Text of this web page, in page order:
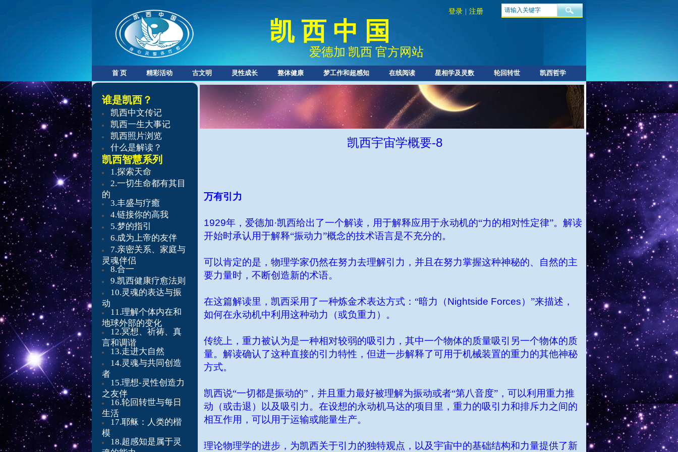
登录 注册
爱德加 · 凯西 官方网站
凯 西 中 国
首 页 精彩活动 古文明 灵性成长 整体健康 梦工作和超感知 在线阅读 星相学及灵数 轮回转世 凯西哲学
谁是凯西？
凯西中文传记
凯西一生大事记
凯西照片浏览
什么是解读？
凯西智慧系列
​1.探索天命
​2.一切生命都有其目
的
3.丰盛与疗癒
4.链接你的高我
5.梦的指引
6.成为上帝的友伴
7.亲密关系、家庭与
灵魂伴侣
8.合一
9.凯西健康疗愈法则
10.灵魂的表达与振
动
11.理解个体内在和
地球外部的变化
12.冥想、祈祷、真
言和调谐
13.走进大自然
14.灵魂与共同创造
者
15.理想-灵性创造力
之友伴
16.轮回转世与每日
生活
17.耶稣：人类的楷
模
18.超感知是属于灵
凯西宇宙学概要-8
万有引力
1929年，爱德加·凯西给出了一个解读，用于解释应用于永动机的“力的相对性定律”。解读
开始时承认用于解释“振动力”概念的技术语言是不充分的。
可以肯定的是，物理学家仍然在努力去理解引力，并且在努力掌握这种神秘的、自然的主
要力量时，不断创造新的术语。
在这篇解读里，凯西采用了一种炼金术表达方式：“暗力（Nightside Forces）”来描述，
如何在永动机中利用这种动力（或负重力）。
传统上，重力被认为是一种相对较弱的吸引力，其中一个物体的质量吸引另一个物体的质
量。解读确认了这种直接的引力特性，但进一步解释了可用于机械装置的重力的其他神秘
方式。
凯西说“一切都是振动的”，并且重力最好被理解为振动或者“第八音度”，可以利用重力推
动（或击退）以及吸引力。在设想的永动机马达的项目里，重力的吸引力和排斥力之间的
相互作用，可以用于运输或能量生产。
理论物理学的进步，为凯西关于引力的独特观点，以及宇宙中的基础结构和力量提供了新